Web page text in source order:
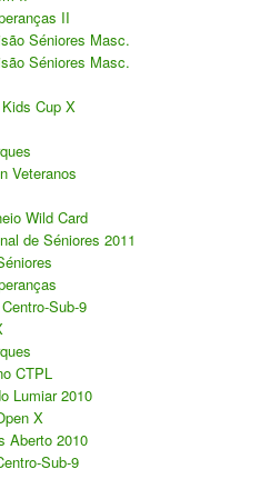
II
Séniores Masc.
Séniores Masc.
Cup X
Veteranos
Wild Card
de Séniores 2011
Sub-9
CTPL
Lumiar 2010
X
Aberto 2010
Sub-9